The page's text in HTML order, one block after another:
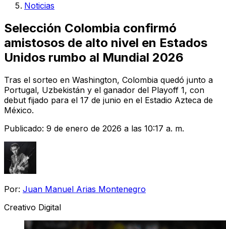
Noticias
Selección Colombia confirmó
amistosos de alto nivel en Estados
Unidos rumbo al Mundial 2026
Tras el sorteo en Washington, Colombia quedó junto a
Portugal, Uzbekistán y el ganador del Playoff 1, con
debut fijado para el 17 de junio en el Estadio Azteca de
México.
Publicado: 9 de enero de 2026 a las 10:17 a. m.
Por: Juan Manuel Arias Montenegro
Creativo Digital